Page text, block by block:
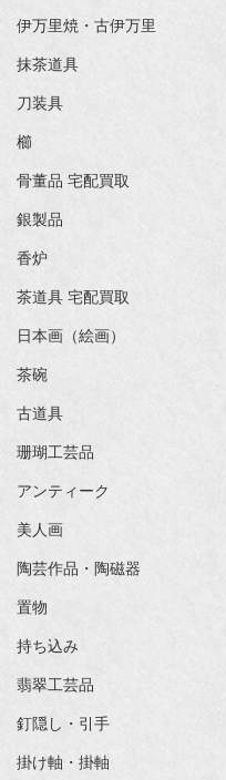
伊万里焼・古伊万里
抹茶道具
刀装具
櫛
骨董品 宅配買取
銀製品
香炉
茶道具 宅配買取
日本画（絵画）
茶碗
古道具
珊瑚工芸品
アンティーク
美人画
陶芸作品・陶磁器
置物
持ち込み
翡翠工芸品
釘隠し・引手
掛け軸・掛軸